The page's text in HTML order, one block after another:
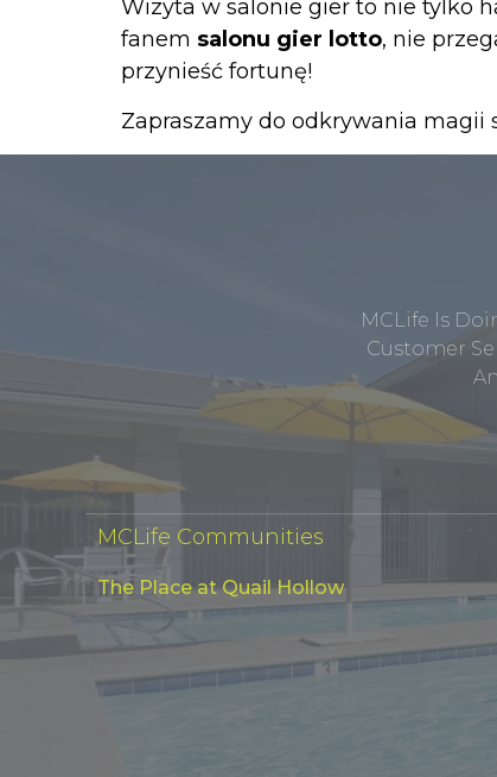
Wizyta w salonie gier to nie tylko
fanem salonu gier lotto, nie
przynieść fortunę!
Zapraszamy do odkrywania magii
MCLife Is
Customer
MCLife Communities
The Place at Quail Hollow